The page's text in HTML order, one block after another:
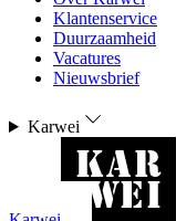
Klantenservice
Duurzaamheid
Vacatures
Nieuwsbrief
Karwei